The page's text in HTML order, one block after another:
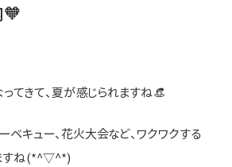
てきて、夏が感じられますね👒
ベキュー、花火大会など、ワクワクする
すね(*^▽^*)